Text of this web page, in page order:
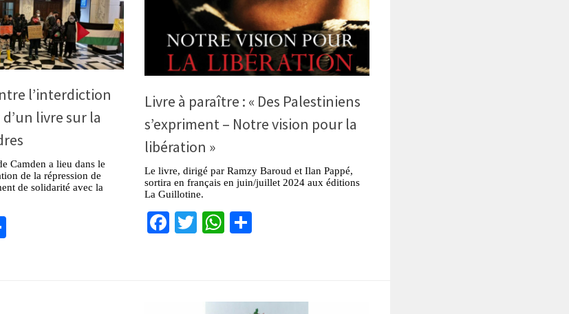
l’interdiction
livre sur la
Camden a lieu dans le
de la répression de
de solidarité avec la
Livre à paraître : « Des Palestiniens
s’expriment – Notre vision pour la
libération »
Le livre, dirigé par Ramzy Baroud et Ilan Pappé,
sortira en français en juin/juillet 2024 aux éditions
La Guillotine.
Facebook
TwitterWhatsApp